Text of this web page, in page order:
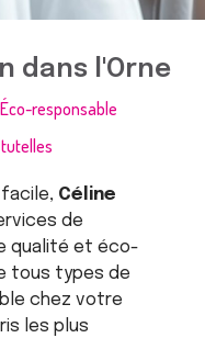
dans l'Orne
Éco-responsable
facile, Céline
de
qualité et éco-
tous types de
chez votre
les plus